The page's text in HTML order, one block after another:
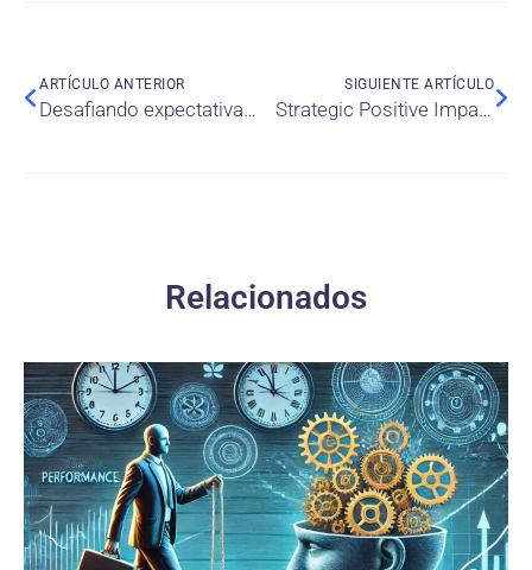
ARTÍCULO ANTERIOR
Desafiando expectativas: factores que influyen en las intenciones emprendedoras de graduados MBA
SIGUIENTE ARTÍCULO
Strategic Positive Impact Plan: Latin American Business School on COVID Time
Relacionados